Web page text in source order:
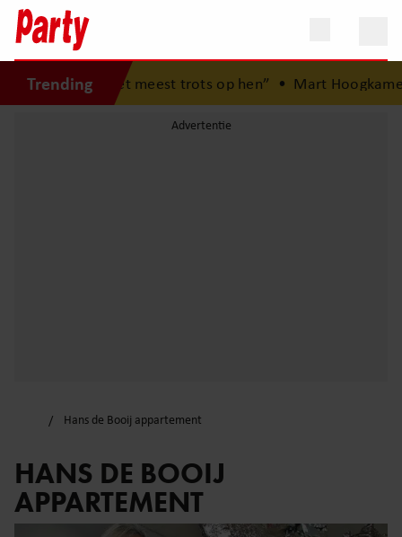
Trending
“Ik ben het meest trots op hen”•Mart
Hans de Booij appartement
HANS DE BOOIJ
APPARTEMENT